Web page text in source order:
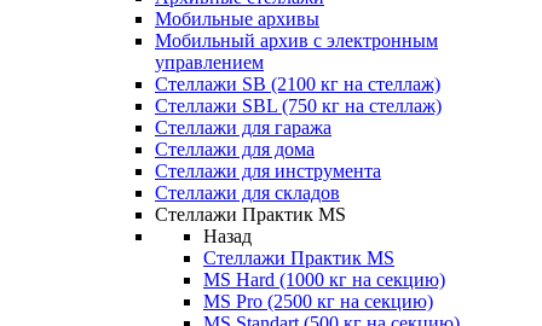
Мобильные архивы
Мобильный архив с электронным
управлением
Стеллажи SB (2100 кг на стеллаж)
Стеллажи SBL (750 кг на стеллаж)
Стеллажи для гаража
Стеллажи для дома
Стеллажи для инструмента
Стеллажи для складов
Стеллажи Практик MS
Назад
Стеллажи Практик MS
MS Hard (1000 кг на секцию)
MS Pro (2500 кг на секцию)